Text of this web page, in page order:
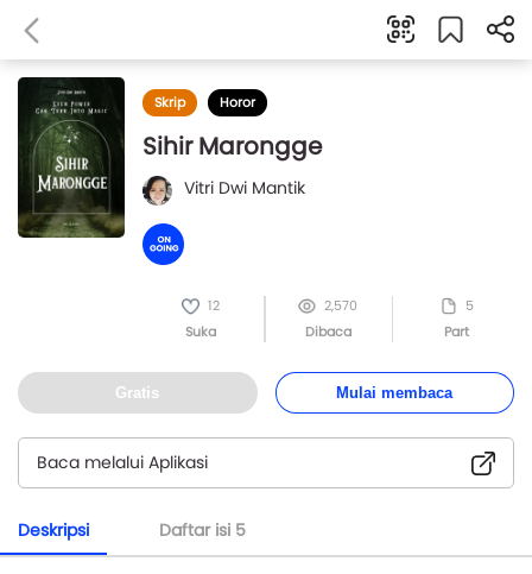
Skrip Horor
Sihir Marongge
Vitri Dwi Mantik
12
Suka
2,570
Dibaca
5
Part
Gratis Mulai membaca
Baca melalui Aplikasi
Deskripsi Daftar isi 5